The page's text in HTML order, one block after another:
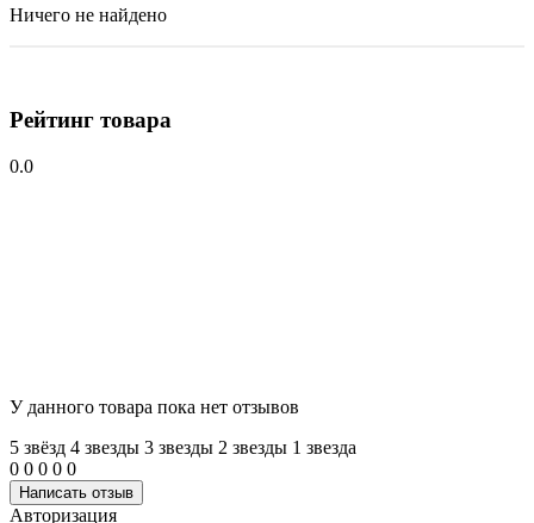
Ничего не найдено
Рейтинг товара
0.0
У данного товара пока нет отзывов
5 звёзд 4 звeзды 3 звeзды 2 звeзды 1 звeзда
0 0 0 0 0
Написать отзыв
Авторизация